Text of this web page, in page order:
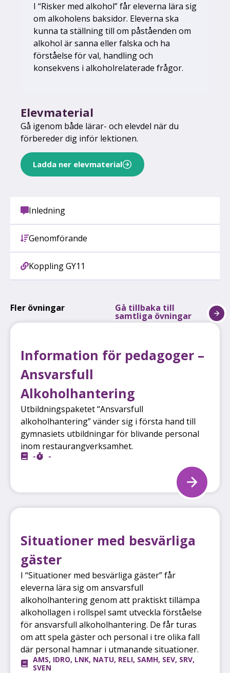
Inledning
Genomförande
Koppling GY11
I “Risker med alkohol” får eleverna lära sig
om alkoholens baksidor. Eleverna ska
kunna ta ställning till om påståenden om
alkohol är sanna eller falska och ha
förståelse för val, handling och
konsekvens i alkoholrelaterade frågor.
Elevmaterial
Gå igenom både lärar- och elevdel när du
förbereder dig inför lektionen.
Ladda ner elevmaterial
Fler övningar Gå tillbaka till
samtliga övningar
Information för pedagoger –
Ansvarsfull
Alkoholhantering
Utbildningspaketet “Ansvarsfull
alkoholhantering” vänder sig i första hand till
gymnasiets utbildningar för blivande personal
inom restaurangverksamhet.
- -
Situationer med besvärliga
gäster
I “Situationer med besvärliga gäster” får
eleverna lära sig om ansvarsfull
alkoholhantering genom att praktiskt tillämpa
alkohollagen i rollspel samt utveckla förståelse
för ansvarsfull alkoholhantering. De får turas
om att spela gäster och personal i tre olika fall
där personal hamnar i utmanande situationer.
AMS, IDRO, LNK, NATU, RELI, SAMH, SEV, SRV,
SVEN